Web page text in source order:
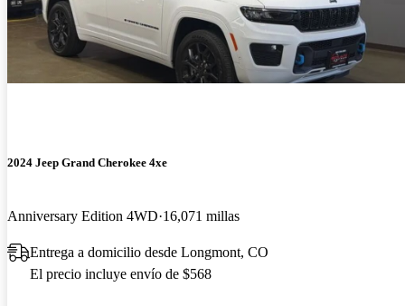
2024 Jeep Grand Cherokee 4xe
Anniversary Edition 4WD 16,071 millas
Entrega a domicilio desde Longmont, CO
El precio incluye envío de $568